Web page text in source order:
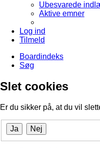
Ubesvarede
Aktive emner
Log ind
Tilmeld
Boardindeks
Søg
Slet cookies
Er du sikker på, at du vil